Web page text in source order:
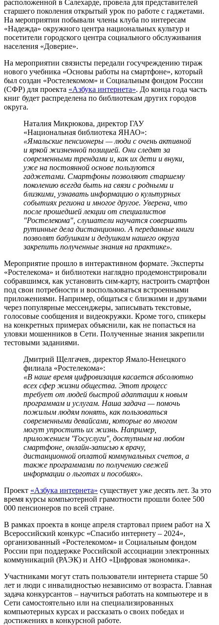
расположенной в Салехарде, провела для представителей
старшего поколения открытый урок по работе с гаджетами.
На мероприятии побывали члены клуба по интересам
«Надежда» окружного центра национальных культур и
посетители городского центра социального обслуживания
населения «Доверие».
На мероприятии связисты передали госучреждению тираж
нового учебника «Основы работы на смартфоне», который
был создан «Ростелекомом» и Социальным фондом России
(СФР) для проекта «Азбука интернета». До конца года часть
книг будет распределена по библиотекам других городов
округа.
Наталия Микрюкова, директор ГАУ
«Национальная библиотека ЯНАО»:
«Ямальские пенсионеры — люди с очень активной
и яркой жизненной позицией. Они следят за
современными трендами и, как их дети и внуки,
уже на постоянной основе пользуются
гаджетами. Смартфоны позволяют старшему
поколению всегда быть на связи с родными и
близкими, узнавать информацию о культурных
событиях региона и многое другое. Уверена, что
после прошедшей лекции от специалистов
"Ростелекома", слушатели научатся совершать
рутинные дела дистанционно. А переданные книги
позволят бабушкам и дедушкам нашего округа
закрепить полученные знания на практике».
Мероприятие прошло в интерактивном формате. Эксперты
«Ростелекома» и библиотеки наглядно продемонстрировали
собравшимся, как установить сим-карту, настроить смартфон
под свои потребности и воспользоваться встроенными
приложениями. Например, общаться с близкими и друзьями
через популярные мессенджеры, записывать текстовые,
голосовые сообщения и видеокружки. Кроме того, спикеры
на конкретных примерах объяснили, как не попасться на
уловки мошенников в Сети. Полученные знания закрепили
тестовыми заданиями.
Дмитрий Щелгачев, директор Ямало-Ненецкого
филиала «Ростелекома»:
«В наше время цифровизация касается абсолютно
всех сфер жизни общества. Этот процесс
требует от людей быстрой адаптации к новым
программам и услугам. Наша задача — помочь
пожилым людям понять, как пользоваться
современными девайсами, которые во многом
могут упростить их жизнь. Например,
приложением ''Госуслуги'', доступным на любом
смартфоне, онлайн-записью к врачу,
дистанционной оплатой коммунальных счетов, а
также программами по получению свежей
информации о льготах и пособиях».
Проект «Азбука интернета» существует уже десять лет. За это
время курсы компьютерной грамотности прошли более 500
000 пенсионеров по всей стране.
В рамках проекта в конце апреля стартовал прием работ на Х
Всероссийский конкурс «Спасибо интернету – 2024»,
организованный «Ростелекомом» и Социальным фондом
России при поддержке Российской ассоциации электронных
коммуникаций (РАЭК) и АНО «Цифровая экономика».
Участниками могут стать пользователи интернета старше 50
лет и люди с инвалидностью независимо от возраста. Главная
задача конкурсантов – научиться работать на компьютере и в
Сети самостоятельно или на специализированных
компьютерных курсах и рассказать о своих победах и
достижениях в конкурсной работе.